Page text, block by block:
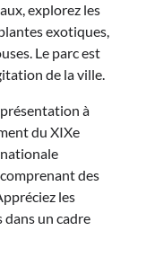
explorez les
exotiques,
Le parc est
de la ville.
à
du XIXe
des
les
un cadre